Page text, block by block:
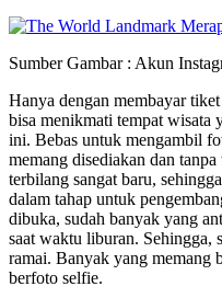
Sumber Gambar : Akun
Hanya dengan membayar
bisa menikmati tempat wisata
ini. Bebas untuk mengambil
memang disediakan dan
terbilang sangat baru,
dalam tahap untuk
dibuka, sudah banyak yang
saat waktu liburan. Sehingga,
ramai. Banyak yang memang
berfoto selfie.